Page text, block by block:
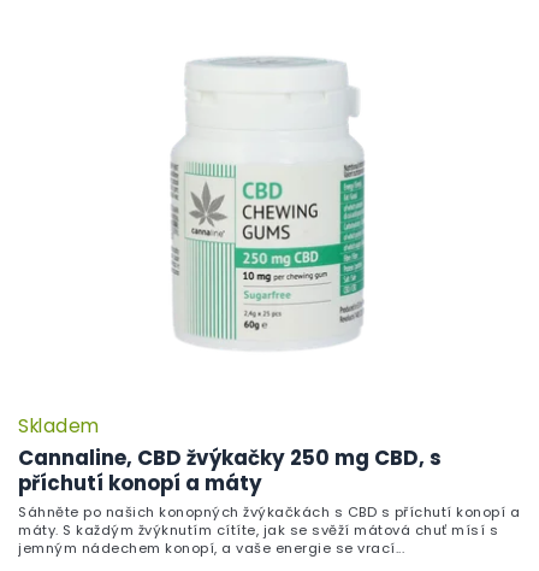
Cannaline, CBD žvýkačky 250 mg CBD, s
příchutí konopí a máty
Skladem
Sáhněte po našich konopných žvýkačkách s CBD s příchutí konopí a
máty. S každým žvýknutím cítíte, jak se svěží mátová chuť mísí s
jemným nádechem konopí, a vaše energie se vrací...